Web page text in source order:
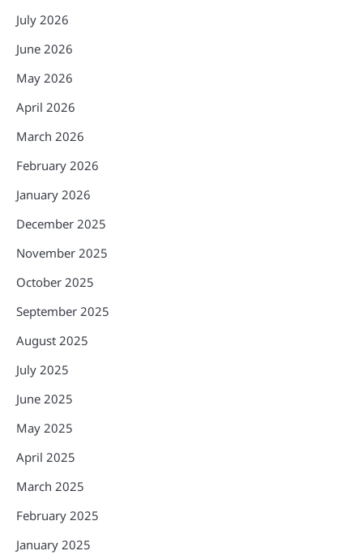
July 2026
June 2026
May 2026
April 2026
March 2026
February 2026
January 2026
December 2025
November 2025
October 2025
September 2025
August 2025
July 2025
June 2025
May 2025
April 2025
March 2025
February 2025
January 2025